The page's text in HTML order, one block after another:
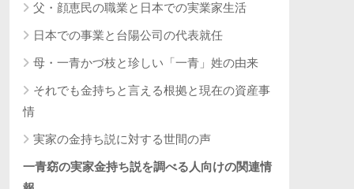
父・顔恵民の職業と日本での実業家生活
日本での事業と台陽公司の代表就任
母・一青かづ枝と珍しい「一青」姓の由来
それでも金持ちと言える根拠と現在の資産事
情
実家の金持ち説に対する世間の声
一青窈の実家金持ち説を調べる人向けの関連情